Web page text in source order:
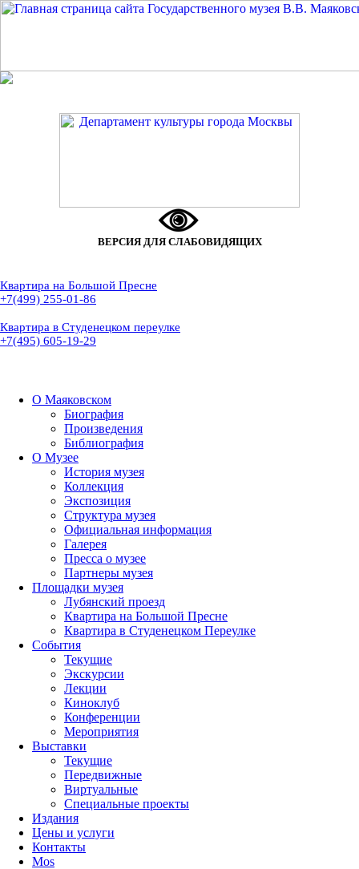
ВЕРСИЯ ДЛЯ СЛАБОВИДЯЩИХ
Квартира на Большой Пресне
+7(499) 255-01-86
Квартира в Студенецком переулке
+7(495) 605-19-29
О Маяковском
Биография
Произведения
Библиография
О Музее
История музея
Коллекция
Экспозиция
Структура музея
Официальная информация
Галерея
Пресса о музее
Партнеры музея
Площадки музея
Лубянский проезд
Квартира на Большой Пресне
Квартира в Студенецком Переулке
События
Текущие
Экскурсии
Лекции
Киноклуб
Конференции
Мероприятия
Выставки
Текущие
Передвижные
Виртуальные
Специальные проекты
Издания
Цены и услуги
Контакты
Mos